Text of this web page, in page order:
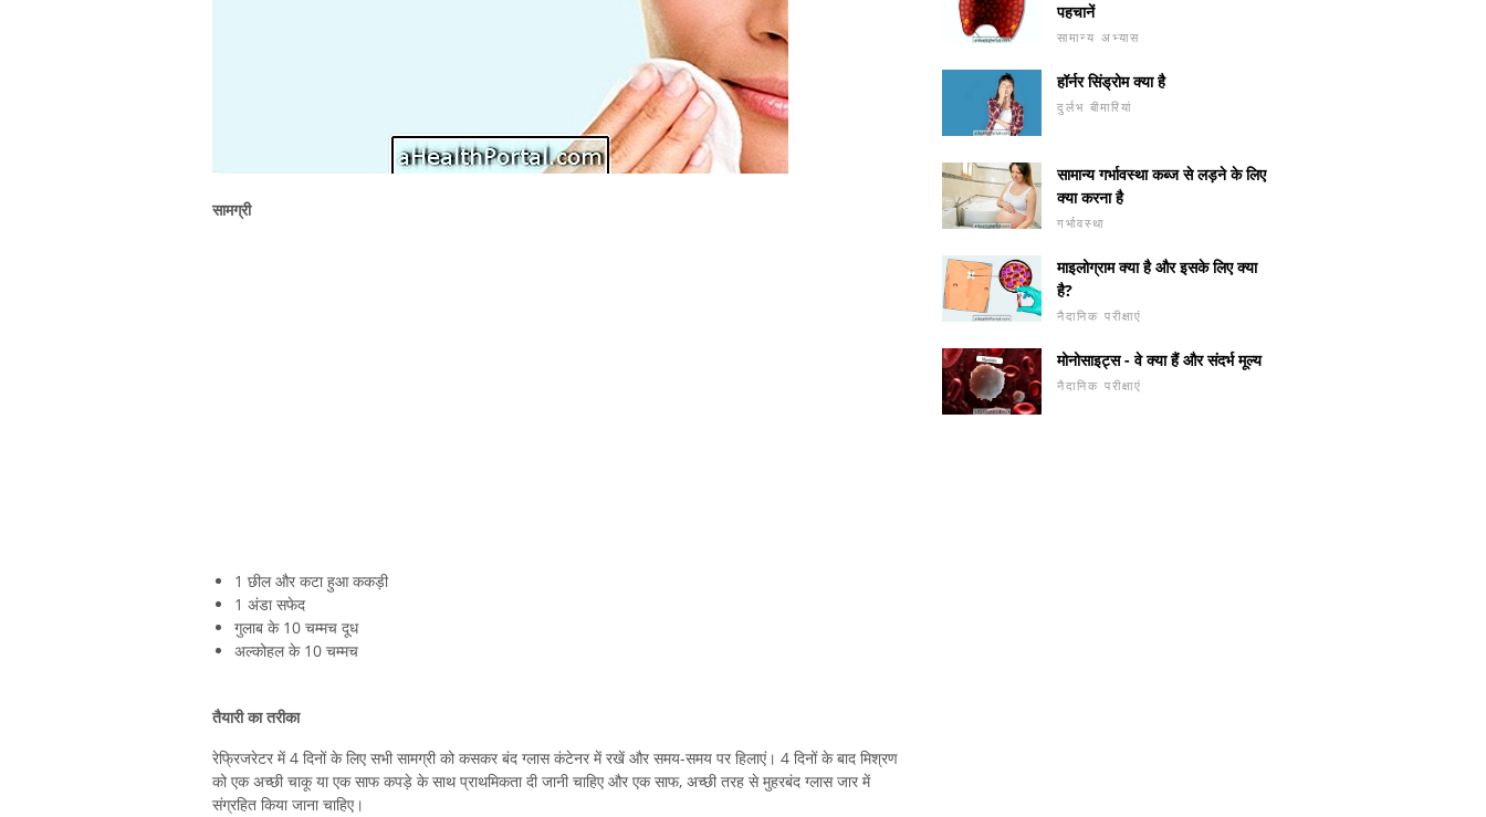
सामग्री
1 छील और कटा हुआ ककड़ी
1 अंडा सफेद
गुलाब के 10 चम्मच दूध
अल्कोहल के 10 चम्मच
तैयारी का तरीका
रेफ्रिजरेटर में 4 दिनों के लिए सभी सामग्री को कसकर बंद ग्लास कंटेनर में रखें और समय-समय पर हिलाएं। 4 दिनों के बाद मिश्रण
को एक अच्छी चाकू या एक साफ कपड़े के साथ प्राथमिकता दी जानी चाहिए और एक साफ, अच्छी तरह से मुहरबंद ग्लास जार में
संग्रहित किया जाना चाहिए।
पहचानें
सामान्य अभ्यास
हॉर्नर सिंड्रोम क्या है
दुर्लभ बीमारियां
सामान्य गर्भावस्था कब्ज से लड़ने के लिए
क्या करना है
गर्भावस्था
माइलोग्राम क्या है और इसके लिए क्या
है?
नैदानिक ​​परीक्षाएं
मोनोसाइट्स - वे क्या हैं और संदर्भ मूल्य
नैदानिक ​​परीक्षाएं